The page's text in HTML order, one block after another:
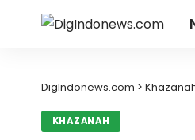
DigIndonews.com >
KHAZANAH